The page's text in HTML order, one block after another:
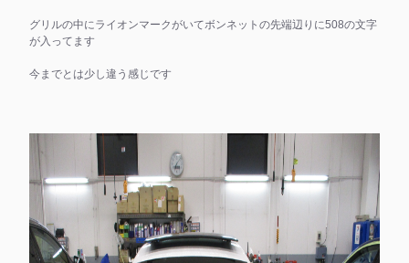
グリルの中にライオンマークがいてボンネットの先端辺りに508の文字
が入ってます
今までとは少し違う感じです